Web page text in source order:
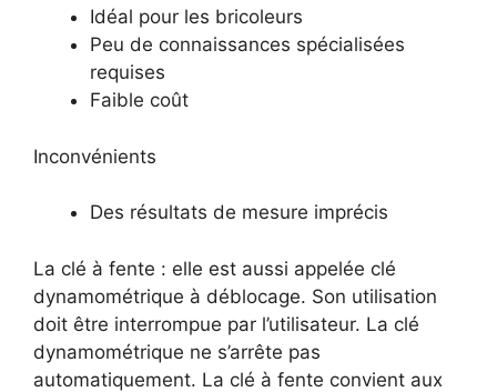
Idéal pour les bricoleurs
Peu de connaissances spécialisées
requises
Faible coût
Inconvénients
Des résultats de mesure imprécis
La clé à fente : elle est aussi appelée clé
dynamométrique à déblocage. Son utilisation
doit être interrompue par l’utilisateur. La clé
dynamométrique ne s’arrête pas
automatiquement. La clé à fente convient aux